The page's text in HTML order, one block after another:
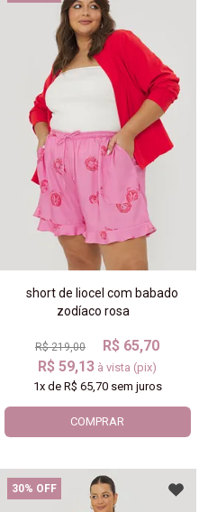
short de liocel com babado
zodíaco rosa
R$ 219,00
R$ 65,70
R$ 59,13 à vista (pix)
1xde R$ 65,70sem juros
COMPRAR
30% OFF